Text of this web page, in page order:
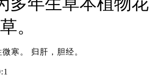
。
微寒。 归肝，胆经。